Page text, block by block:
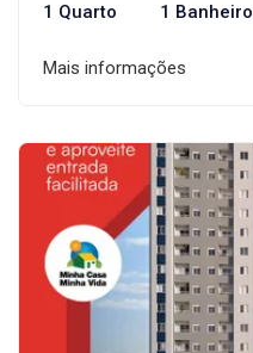
1 Quarto 1 Banheiro
Mais informações